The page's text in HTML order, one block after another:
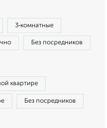
3‑комнатные
Без посредников
квартире
Без посредников